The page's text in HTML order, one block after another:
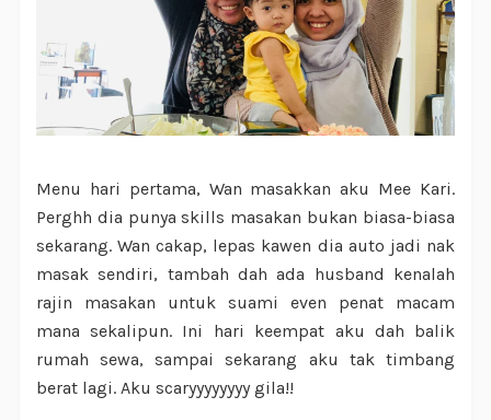
Menu hari pertama, Wan masakkan aku Mee Kari.
Perghh dia punya skills masakan bukan biasa-biasa
sekarang. Wan cakap, lepas kawen dia auto jadi nak
masak sendiri, tambah dah ada husband kenalah
rajin masakan untuk suami even penat macam
mana sekalipun. Ini hari keempat aku dah balik
rumah sewa, sampai sekarang aku tak timbang
berat lagi. Aku scaryyyyyyyy gila!!